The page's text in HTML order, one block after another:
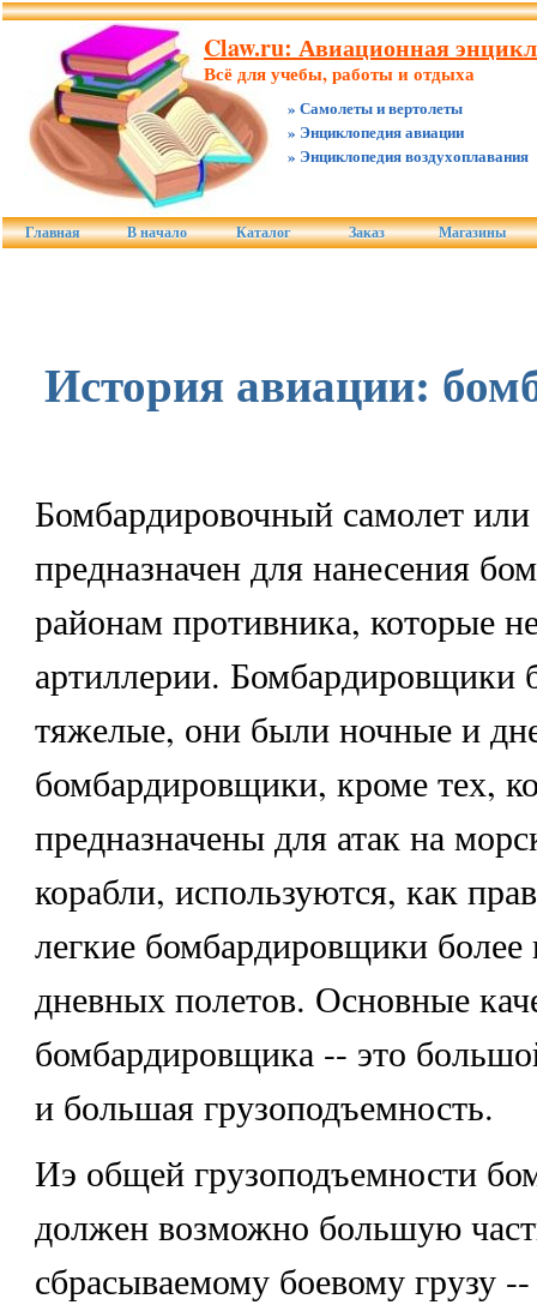
Claw.ru: Авиационная
Всё для учебы, работы и отдыха
» Самолеты и вертолеты
» Энциклопедия авиации
» Энциклопедия воздухоплавания
Главная В начало Каталог Заказ Магазины
История авиации:
Бомбардировочный самолет
предназначен для нанесения
районам противника, которые
артиллерии. Бомбардировщики
тяжелые, они были ночные и
бомбардировщики, кроме тех,
предназначены для атак на
корабли, используются, как
легкие бомбардировщики более
дневных полетов. Основные
бомбардировщика -- это
и большая грузоподъемность.
Иэ общей грузоподъемности
должен возможно большую
сбрасываемому боевому грузу